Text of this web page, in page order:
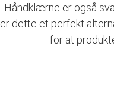
Håndklærne er også
er dette et perfekt
for at